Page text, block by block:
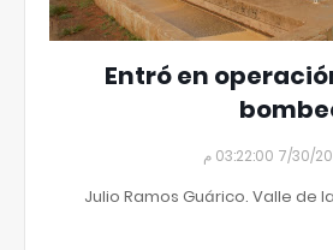
Entró en
03:22:00 م
Julio Ramos Guárico. Valle de